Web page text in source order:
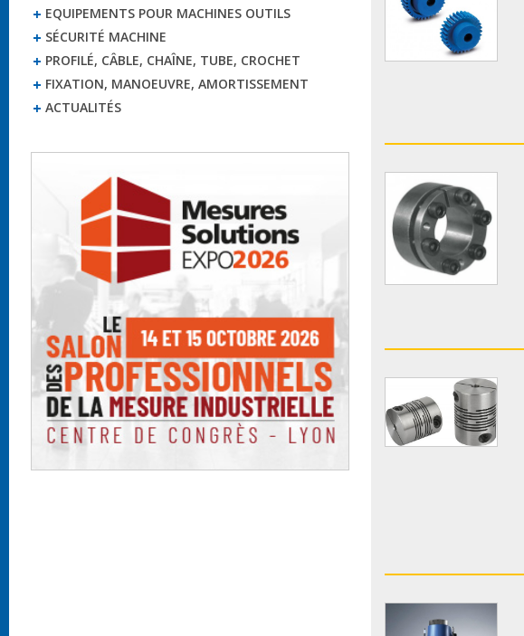
EQUIPEMENTS POUR MACHINES OUTILS
SÉCURITÉ MACHINE
PROFILÉ, CÂBLE, CHAÎNE, TUBE, CROCHET
FIXATION, MANOEUVRE, AMORTISSEMENT
ACTUALITÉS